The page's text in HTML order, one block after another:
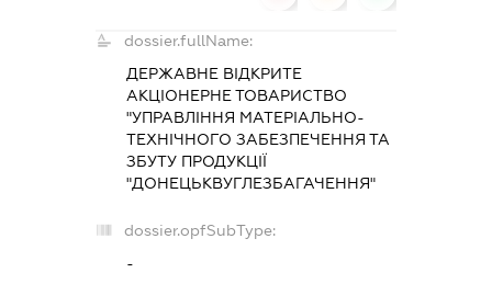
dossier.fullName:
ДЕРЖАВНЕ ВІДКРИТЕ
АКЦІОНЕРНЕ ТОВАРИСТВО
"УПРАВЛІННЯ МАТЕРІАЛЬНО-
ТЕХНІЧНОГО ЗАБЕЗПЕЧЕННЯ ТА
ЗБУТУ ПРОДУКЦІЇ
"ДОНЕЦЬКВУГЛЕЗБАГАЧЕННЯ"
dossier.opfSubType:
-